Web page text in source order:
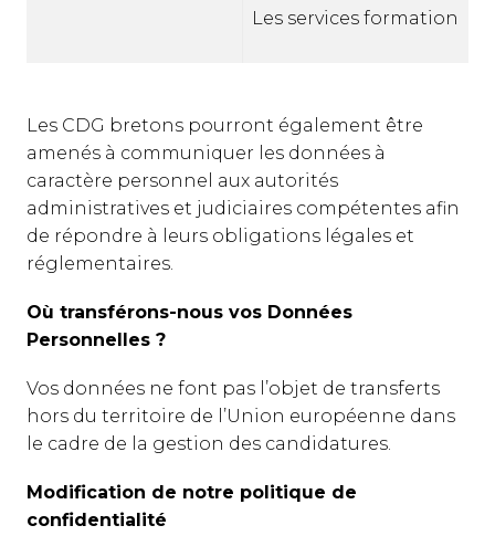
Les services formation
Les CDG bretons pourront également être
amenés à communiquer les données à
caractère personnel aux autorités
administratives et judiciaires compétentes afin
de répondre à leurs obligations légales et
réglementaires.
Où transférons-nous vos Données
Personnelles ?
Vos données ne font pas l’objet de transferts
hors du territoire de l’Union européenne dans
le cadre de la gestion des candidatures.
Modification de notre politique de
confidentialité